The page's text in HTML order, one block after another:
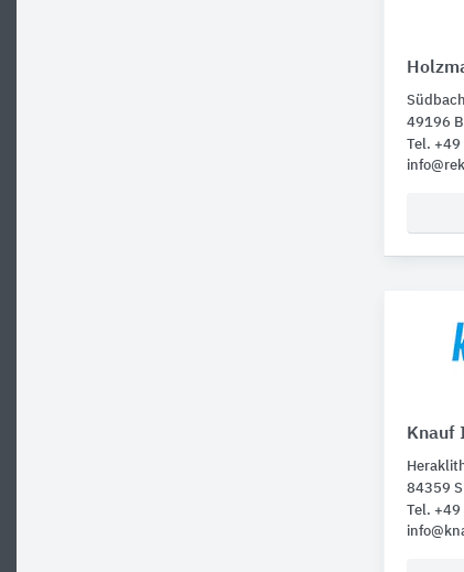
49196
Tel.
Knauf
84359
Tel.